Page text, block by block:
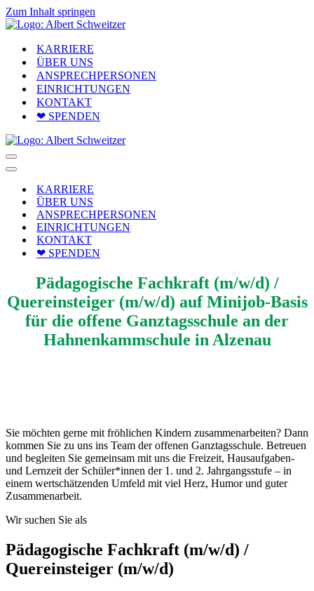
Zum Inhalt springen
KARRIERE
ÜBER UNS
ANSPRECHPERSONEN
EINRICHTUNGEN
KONTAKT
❤ SPENDEN
Navigationsmenü
Navigationsmenü
KARRIERE
ÜBER UNS
ANSPRECHPERSONEN
EINRICHTUNGEN
KONTAKT
❤ SPENDEN
Pädagogische Fachkraft (m/w/d) /
Quereinsteiger (m/w/d) auf Minijob-Basis
für die offene Ganztagsschule an der
Hahnenkammschule in Alzenau
Sie möchten gerne mit fröhlichen Kindern zusammenarbeiten? Dann
kommen Sie zu uns ins Team der offenen Ganztagsschule. Betreuen
und begleiten Sie gemeinsam mit uns die Freizeit, Hausaufgaben-
und Lernzeit der Schüler*innen der 1. und 2. Jahrgangsstufe – in
einem wertschätzenden Umfeld mit viel Herz, Humor und guter
Zusammenarbeit.
Wir suchen Sie als
Pädagogische Fachkraft (m/w/d) /
Quereinsteiger (m/w/d)